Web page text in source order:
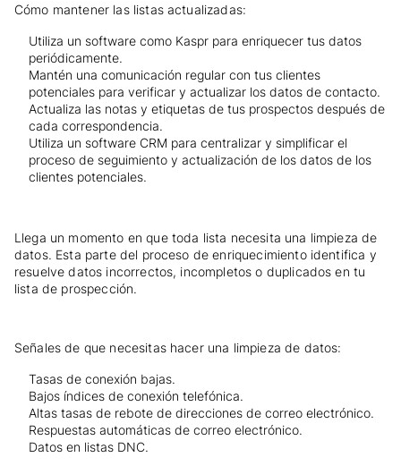
Cómo mantener las listas actualizadas:
Utiliza un software como Kaspr para enriquecer tus datos
periódicamente.
Mantén una comunicación regular con tus clientes
potenciales para verificar y actualizar los datos de contacto.
Actualiza las notas y etiquetas de tus prospectos después de
cada correspondencia.
Utiliza un software CRM para centralizar y simplificar el
proceso de seguimiento y actualización de los datos de los
clientes potenciales.
Llega un momento en que toda lista necesita una limpieza de
datos. Esta parte del proceso de enriquecimiento identifica y
resuelve datos incorrectos, incompletos o duplicados en tu
lista de prospección.
Señales de que necesitas hacer una limpieza de datos:
Tasas de conexión bajas.
Bajos índices de conexión telefónica.
Altas tasas de rebote de direcciones de correo electrónico.
Respuestas automáticas de correo electrónico.
Datos en listas DNC.